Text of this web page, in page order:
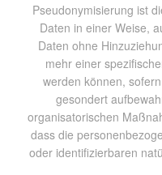
Pseudonymisierung ist
Daten in einer Weise,
Daten ohne
mehr einer
werden können,
gesondert
organisatorischen
dass die
oder identifizierbaren